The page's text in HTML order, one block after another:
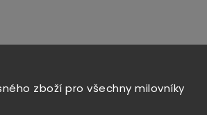
zboží pro všechny milovníky